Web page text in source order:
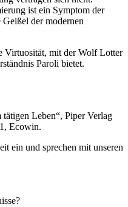
ist ein Symptom der
der modernen
Virtuosität, mit der Wolf Lotter
Paroli bietet.
Leben“, Piper Verlag
Ecowin.
ein und sprechen mit unseren